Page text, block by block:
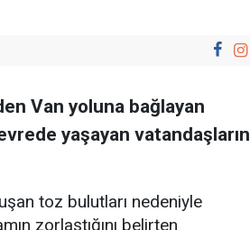
Van yoluna bağlayan
yaşayan vatandaşların
toz bulutları nedeniyle
zorlaştığını belirten